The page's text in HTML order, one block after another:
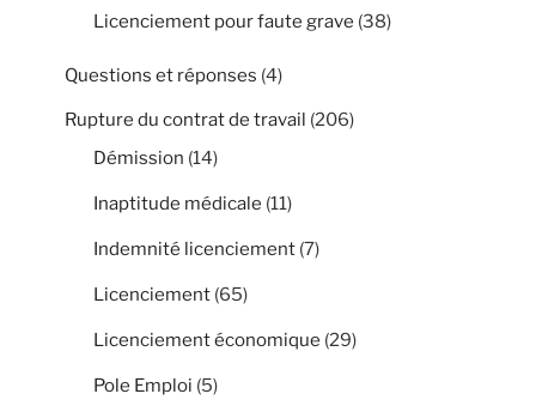
Licenciement pour faute grave (38)
Questions et réponses (4)
Rupture du contrat de travail (206)
Démission (14)
Inaptitude médicale (11)
Indemnité licenciement (7)
Licenciement (65)
Licenciement économique (29)
Pole Emploi (5)